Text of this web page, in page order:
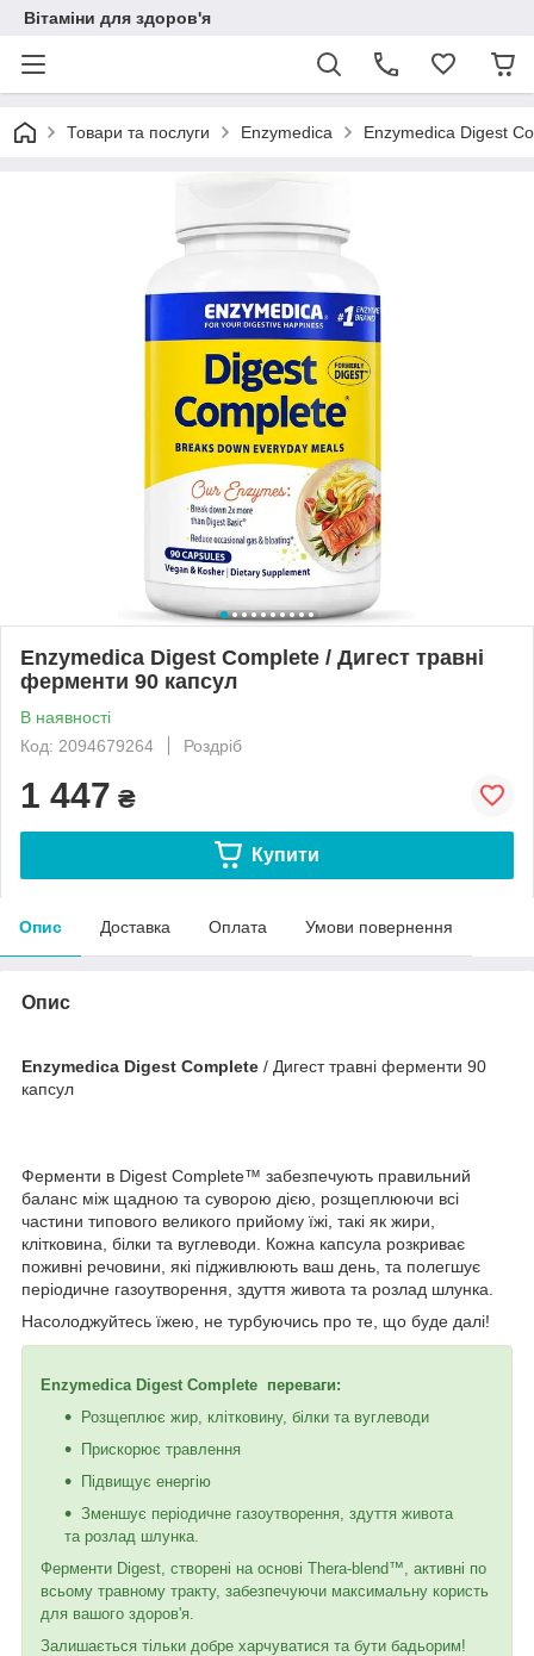
Вітаміни для здоров'я
Товари та послуги Enzymedica Enzymedica Digest
Enzymedica Digest Сomplete / Дигест травні
ферменти 90 капсул
В наявності
Код: 2094679264
Роздріб
1 447 ₴
Купити
Опис Доставка Оплата Умови повернення
Опис
Enzymedica Digest Сomplete / Дигест травні ферменти 90
капсул
Ферменти в Digest Сomplete™ забезпечують правильний
баланс між щадною та суворою дією, розщеплюючи всі
частини типового великого прийому їжі, такі як жири,
клітковина, білки та вуглеводи. Кожна капсула розкриває
поживні речовини, які підживлюють ваш день, та полегшує
періодичне газоутворення, здуття живота та розлад шлунка.
Насолоджуйтесь їжею, не турбуючись про те, що буде далі!
Enzymedica Digest Сomplete переваги:
Розщеплює жир, клітковину, білки та вуглеводи
Прискорює травлення
Підвищує енергію
Зменшує періодичне газоутворення, здуття живота
та розлад шлунка.
Ферменти Digest, створені на основі Thera-blend™, активні по
всьому травному тракту, забезпечуючи максимальну користь
для вашого здоров'я.
Залишається тільки добре харчуватися та бути бадьорим!